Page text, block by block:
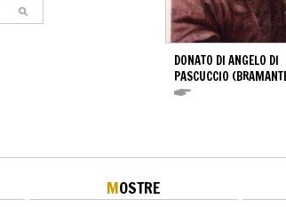
DONATO DI ANGELO DI
PASCUCCIO
MOSTRE